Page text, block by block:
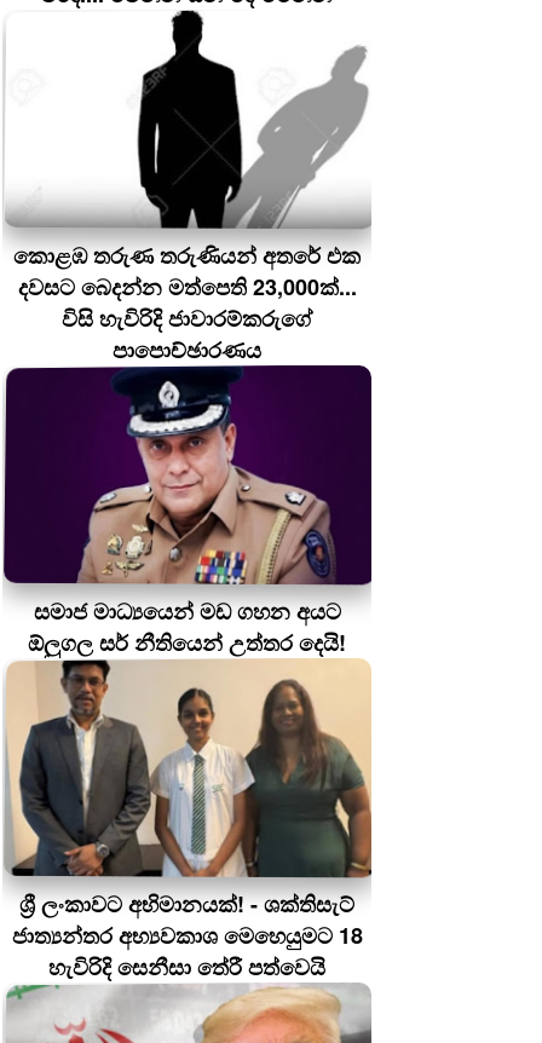
කොළඹ තරුණ තරුණියන් අතරේ එක
දවසට බෙදන්න මත්පෙති 23,000ක්...
විසි හැවිරිදි ජාවාරම්කරුගේ
පාපොච්ඡාරණය
සමාජ මාධ්‍යයෙන් මඩ ගහන අයට
ඕලුගල සර් නීතියෙන් උත්තර දෙයි!
ශ්‍රී ලංකාවට අභිමානයක්! - ශක්තිසැට්
ජාත්‍යන්තර අභ්‍යවකාශ මෙහෙයුමට 18
හැවිරිදි සෙනීසා තේරී පත්වෙයි